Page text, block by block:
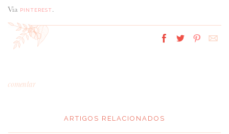
Via PINTEREST .
comentar
ARTIGOS RELACIONADOS